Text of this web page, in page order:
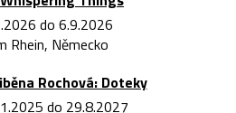
do 6.9.2026
Rhein, Německo
Rochová: Doteky
do 29.8.2027